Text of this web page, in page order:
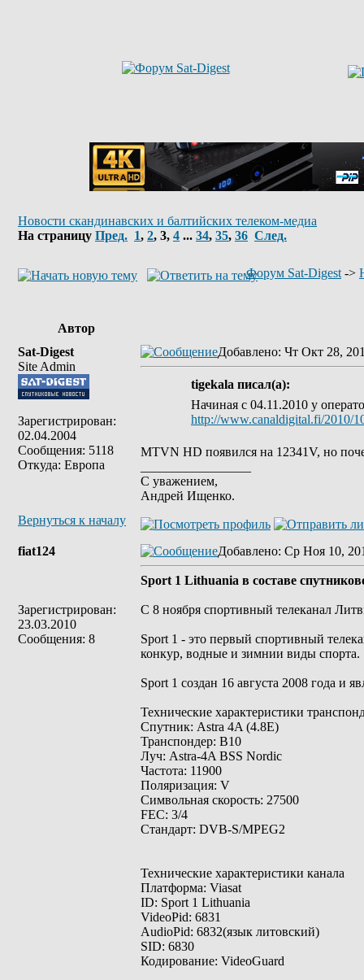
Новости скандинавских и балтийских телеком-медиа
На страницу Пред. 1, 2, 3, 4 ... 34, 35, 36 След.
Форум Sat-Digest ->
Автор
Sat-Digest
Site Admin
Зарегистрирован:
02.04.2004
Сообщения: 5118
Откуда: Европа
Добавлено: Чт Окт 28,
tigekala писал(а):
Начиная с 04.11.2010 у
http://www.canaldigital.fi/2010/
MTVN HD появился на 12341V, но
С уважением,
Андрей Ищенко.
Вернуться к началу
fiat124
Зарегистрирован:
23.03.2010
Сообщения: 8
Добавлено: Ср Ноя 10,
Sport 1 Lithuania в составе
C 8 ноября спортивный телеканал
Sport 1 - это первый спортивный
конкур, водные и зимнии виды спорта.
Sport 1 создан 16 августа 2008 года и
Технические характеристики
Спутник: Astra 4A (4.8E)
Транспондер: B10
Луч: Astra-4A BSS Nordic
Частота: 11900
Поляризация: V
Символьная скорость: 27500
FEC: 3/4
Стандарт: DVB-S/MPEG2
Технические характеристики канала
Платформа: Viasat
ID: Sport 1 Lithuania
VideoPid: 6831
AudioPid: 6832(язык литовский)
SID: 6830
Кодирование: VideoGuard